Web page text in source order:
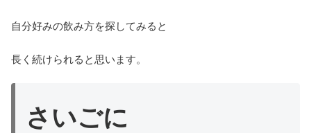
自分好みの飲み方を探してみると
長く続けられると思います。
さいごに